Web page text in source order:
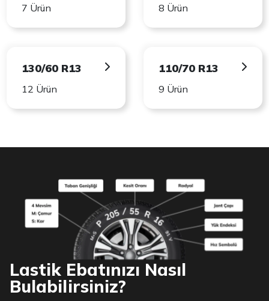
7 Ürün 8 Ürün
130/60 R13
12 Ürün
110/70 R13
9 Ürün
Lastik Ebatınızı Nasıl
Bulabilirsiniz?